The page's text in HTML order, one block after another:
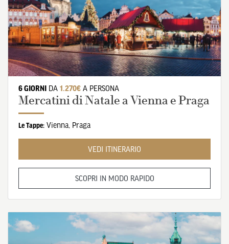
6 GIORNI DA 1.270€ A PERSONA
Mercatini di Natale a Vienna e Praga
Le Tappe: Vienna, Praga
VEDI ITINERARIO
SCOPRI IN MODO RAPIDO